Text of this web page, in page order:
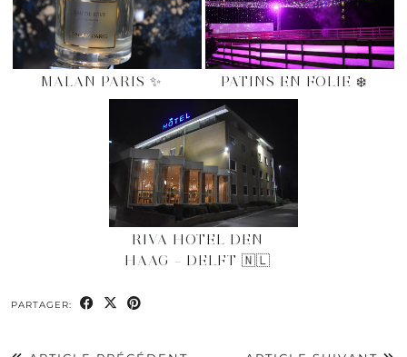
MALAN PARIS ✨ PATINS EN FOLIE ❄️
RIVA HOTEL DEN
HAAG – DELFT 🇳🇱
PARTAGER: